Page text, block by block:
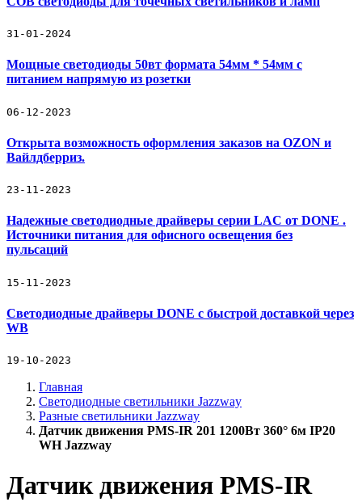
31-01-2024
Мощные светодиоды 50вт формата 54мм * 54мм с
питанием напрямую из розетки
06-12-2023
Открыта возможность оформления заказов на OZON и
Вайлдберриз.
23-11-2023
Надежные светодиодные драйверы серии LAC от DONE .
Источники питания для офисного освещения без
пульсаций
15-11-2023
Светодиодные драйверы DONE с быстрой доставкой через
WB
19-10-2023
Главная
Светодиодные светильники Jazzway
Разные светильники Jazzway
Датчик движения PMS-IR 201 1200Вт 360° 6м IP20
WH Jazzway
Датчик движения PMS-IR